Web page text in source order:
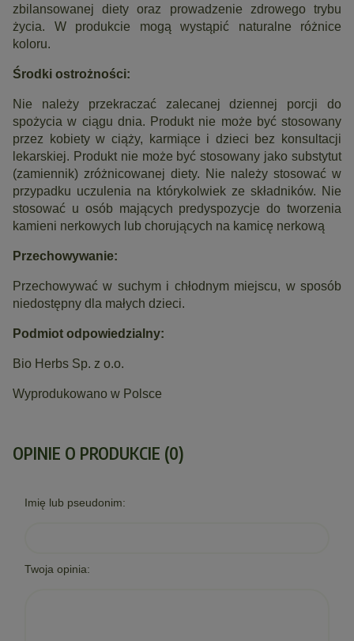
zbilansowanej diety oraz prowadzenie zdrowego trybu
życia. W produkcie mogą wystąpić naturalne różnice
koloru.
Środki ostrożności:
Nie należy przekraczać zalecanej dziennej porcji do
spożycia w ciągu dnia. Produkt nie może być stosowany
przez kobiety w ciąży, karmiące i dzieci bez konsultacji
lekarskiej. Produkt nie może być stosowany jako substytut
(zamiennik) zróżnicowanej diety. Nie należy stosować w
przypadku uczulenia na którykolwiek ze składników. Nie
stosować u osób mających predyspozycje do tworzenia
kamieni nerkowych lub chorujących na kamicę nerkową
Przechowywanie:
Przechowywać w suchym i chłodnym miejscu, w sposób
niedostępny dla małych dzieci.
Podmiot odpowiedzialny:
Bio Herbs Sp. z o.o.
Wyprodukowano w Polsce
OPINIE O PRODUKCIE (0)
Imię lub pseudonim:
Twoja opinia: